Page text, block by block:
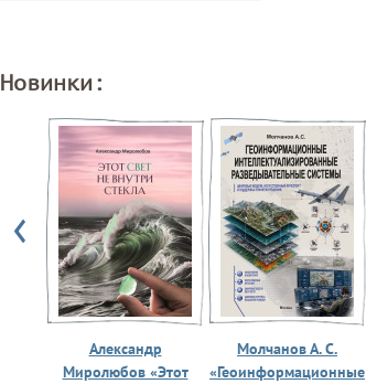
Новинки:
Александр
Миролюбов «Этот
Молчанов А. С.
«Геоинформационные